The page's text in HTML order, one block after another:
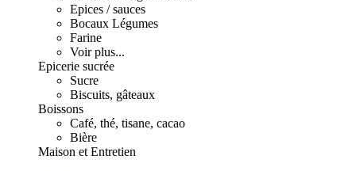
Epices / sauces
Bocaux Légumes
Farine
Voir plus...
Epicerie sucrée
Sucre
Biscuits, gâteaux
Boissons
Café, thé, tisane, cacao
Bière
Maison et Entretien